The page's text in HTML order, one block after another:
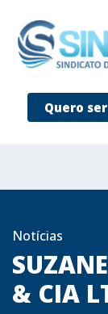
Quero
Notícias
& CIA